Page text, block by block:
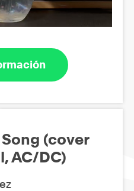
(cover
AC/DC)